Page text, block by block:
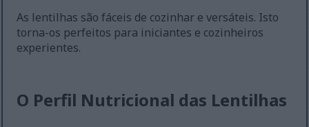
As lentilhas são fáceis de cozinhar e versáteis. Isto
torna-os perfeitos para iniciantes e cozinheiros
experientes.
O Perfil Nutricional das Lentilhas